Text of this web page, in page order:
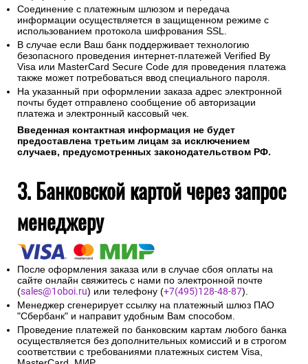
Соединение с платежным шлюзом и передача
информации осуществляется в защищенном режиме с
использованием протокола шифрования SSL.
В случае если Ваш банк поддерживает технологию
безопасного проведения интернет-платежей Verified By
Visa или MasterCard Secure Code для проведения платежа
также может потребоваться ввод специального пароля.
На указанный при оформлении заказа адрес электронной
почты будет отправлено сообщение об авторизации
платежа и электронный кассовый чек.
Введенная контактная информация не будет
предоставлена третьим лицам за исключением
случаев, предусмотренных законодательством РФ.
3. Банковской картой через запрос
менеджеру
После оформления заказа или в случае сбоя оплаты на
сайте онлайн свяжитесь с нами по электронной почте
(sales@1oboi.ru) или телефону (+7(495)128-48-87).
Менеджер сгенерирует ссылку на платежный шлюз ПАО
"Сбербанк" и направит удобным Вам способом.
Проведение платежей по банковским картам любого банка
осуществляется без дополнительных комиссий и в строгом
соответствии с требованиями платежных систем Visa,